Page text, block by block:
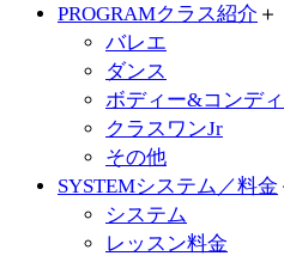
PROGRAMクラス紹介 ＋
バレエ
ダンス
ボディー&コンデ
クラスワンJr
その他
SYSTEMシステム／料金
システム
レッスン料金